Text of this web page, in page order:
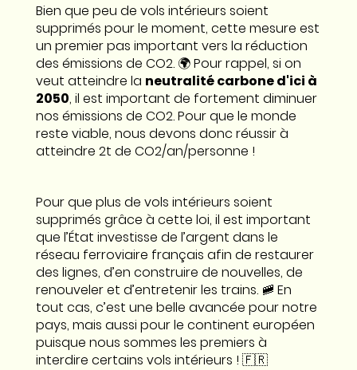
Bien que peu de vols intérieurs soient
supprimés pour le moment, cette mesure est
un premier pas important vers la réduction
des émissions de CO2. 🌍 Pour rappel, si on
veut atteindre la neutralité carbone d'ici à
2050, il est important de fortement diminuer
nos émissions de CO2. Pour que le monde
reste viable, nous devons donc réussir à
atteindre 2t de CO2/an/personne !
Pour que plus de vols intérieurs soient
supprimés grâce à cette loi, il est important
que l’État investisse de l’argent dans le
réseau ferroviaire français afin de restaurer
des lignes, d’en construire de nouvelles, de
renouveler et d’entretenir les trains. 🚞 En
tout cas, c’est une belle avancée pour notre
pays, mais aussi pour le continent européen
puisque nous sommes les premiers à
interdire certains vols intérieurs ! 🇫🇷